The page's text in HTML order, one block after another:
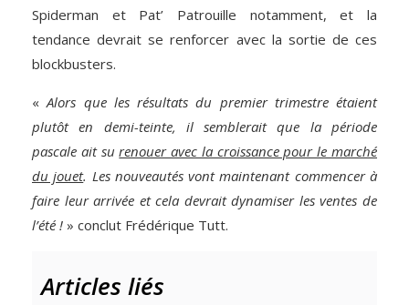
Spiderman et Pat’ Patrouille notamment, et la
tendance devrait se renforcer avec la sortie de ces
blockbusters.
« Alors que les résultats du premier trimestre étaient
plutôt en demi-teinte, il semblerait que la période
pascale ait surenouer avec la croissance pour le marché
du jouet. Les nouveautés vont maintenant commencer à
faire leur arrivée et cela devrait dynamiser les ventes de
l’été ! » conclut Frédérique Tutt.
Articles liés